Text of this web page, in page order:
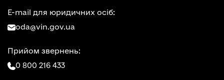
E-mail для юридичних осіб:
oda@vin.gov.ua
Прийом звернень:
0 800 216 433